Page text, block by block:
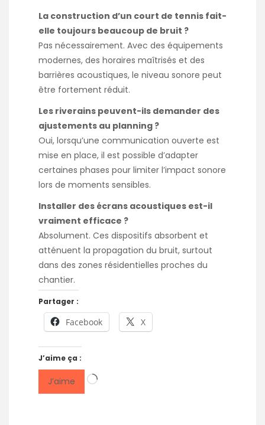
La construction d’un court de tennis fait-
elle toujours beaucoup de bruit ?
Pas nécessairement. Avec des équipements
modernes, des horaires maîtrisés et des
barrières acoustiques, le niveau sonore peut
être fortement réduit.
Les riverains peuvent-ils demander des
ajustements au planning ?
Oui, lorsqu’une communication ouverte est
mise en place, il est possible d’adapter
certaines phases pour limiter l’impact sonore
lors de moments sensibles.
Installer des écrans acoustiques est-il
vraiment efficace ?
Absolument. Ces dispositifs absorbent et
atténuent la propagation du bruit, surtout
dans des zones résidentielles proches du
chantier.
Partager :
Facebook X
J’aime ça :
J’aime Chargement…